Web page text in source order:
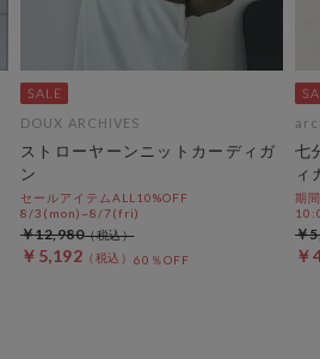
DOUX ARCHIVES
ストローヤーンニットカーディガ
ン
セールアイテムALL10%OFF
8/3(mon)~8/7(fri)
￥5,192 60％OFF
￥12,980
七
ィ
期
￥
￥